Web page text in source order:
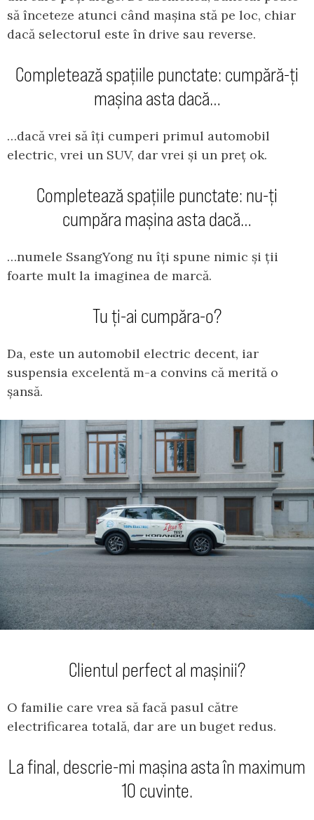
să înceteze atunci când mașina stă pe loc, chiar
dacă selectorul este în drive sau reverse.
Completează spațiile punctate: cumpără-ți
mașina asta dacă…
…dacă vrei să îți cumperi primul automobil
electric, vrei un SUV, dar vrei și un preț ok.
Completează spațiile punctate: nu-ți
cumpăra mașina asta dacă…
…numele SsangYong nu îți spune nimic și ții
foarte mult la imaginea de marcă.
Tu ți-ai cumpăra-o?
Da, este un automobil electric decent, iar
suspensia excelentă m-a convins că merită o
șansă.
Clientul perfect al mașinii?
O familie care vrea să facă pasul către
electrificarea totală, dar are un buget redus.
La final, descrie-mi mașina asta în maximum
10 cuvinte.